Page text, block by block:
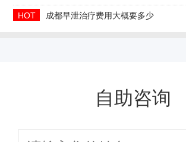
HOT 成都早泄治疗费用大概要多少
自助咨询